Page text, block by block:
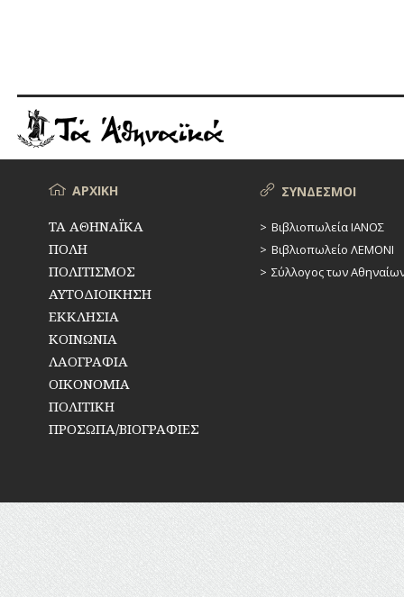
ΜενούΑΡΧΙΚΗ
ΤΑ ΑΘΗΝΑΪΚΑ
ΠΟΛΗ
ΠΟΛΙΤΙΣΜΟΣ
ΑΥΤΟΔΙΟΙΚΗΣΗ
ΕΚΚΛΗΣΙΑ
ΚΟΙΝΩΝΙΑ
ΛΑΟΓΡΑΦΙΑ
ΟΙΚΟΝΟΜΙΑ
ΠΟΛΙΤΙΚΗ
ΠΡΟΣΩΠΑ/ΒΙΟΓΡΑΦΙΕΣ
ΣΥΝΔΕΣΜΟΙ
Βιβλιοπωλεία ΙΑΝΟΣ
Βιβλιοπωλείο ΛΕΜΟΝΙ
Σύλλογος των